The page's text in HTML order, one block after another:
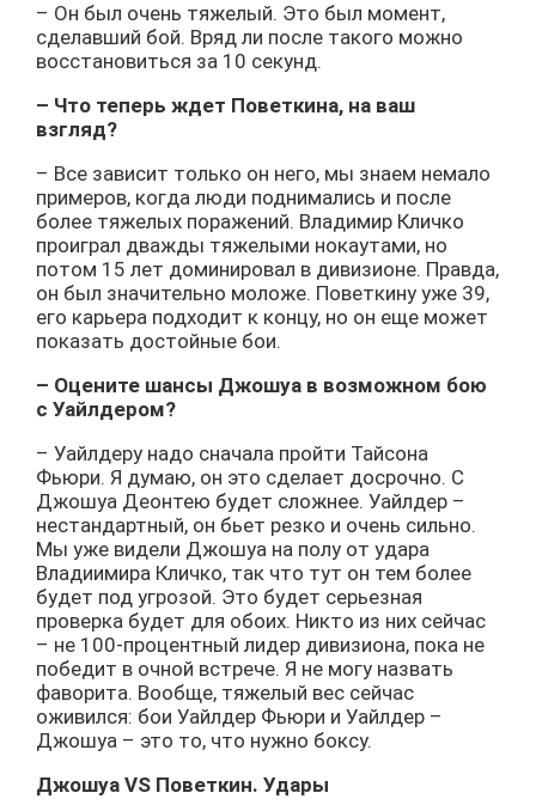
– Он был очень тяжелый. Это был момент,
сделавший бой. Вряд ли после такого можно
восстановиться за 10 секунд.
– Что теперь ждет Поветкина, на ваш
взгляд?
– Все зависит только он него, мы знаем немало
примеров, когда люди поднимались и после
более тяжелых поражений. Владимир Кличко
проиграл дважды тяжелыми нокаутами, но
потом 15 лет доминировал в дивизионе. Правда,
он был значительно моложе. Поветкину уже 39,
его карьера подходит к концу, но он еще может
показать достойные бои.
– Оцените шансы Джошуа в возможном бою
с Уайлдером?
– Уайлдеру надо сначала пройти Тайсона
Фьюри. Я думаю, он это сделает досрочно. С
Джошуа Деонтею будет сложнее. Уайлдер –
нестандартный, он бьет резко и очень сильно.
Мы уже видели Джошуа на полу от удара
Владиимира Кличко, так что тут он тем более
будет под угрозой. Это будет серьезная
проверка будет для обоих. Никто из них сейчас
– не 100-процентный лидер дивизиона, пока не
победит в очной встрече. Я не могу назвать
фаворита. Вообще, тяжелый вес сейчас
оживился: бои Уайлдер Фьюри и Уайлдер –
Джошуа – это то, что нужно боксу.
Джошуа VS Поветкин. Удары